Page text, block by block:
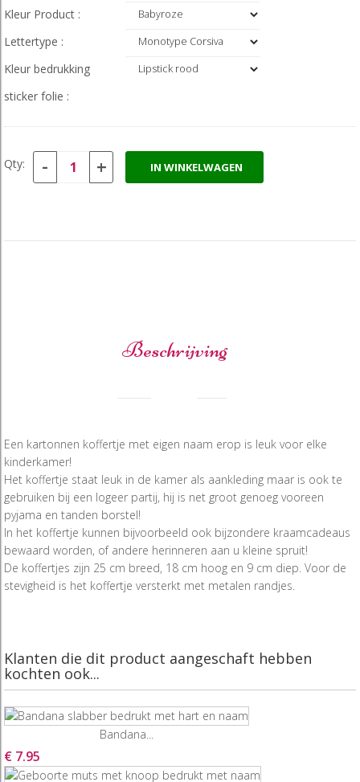
Kleur Product :
Lettertype :
Kleur bedrukking
sticker folie :
Qty: - + IN WINKELWAGEN
Beschrijving
Een kartonnen koffertje met eigen naam erop is leuk voor elke
kinderkamer!
Het koffertje staat leuk in de kamer als aankleding maar is ook te
gebruiken bij een logeer partij, hij is net groot genoeg vooreen
pyjama en tanden borstel!
In het koffertje kunnen bijvoorbeeld ook bijzondere kraamcadeaus
bewaard worden, of andere herinneren aan u kleine spruit!
De koffertjes zijn 25 cm breed, 18 cm hoog en 9 cm diep. Voor de
stevigheid is het koffertje versterkt met metalen randjes.
Klanten die dit product aangeschaft hebben
kochten ook...
Bandana...
€ 7.95